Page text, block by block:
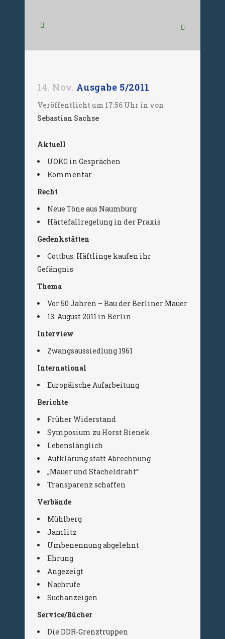
14. Nov. Ausgabe 5/2011
Veröffentlicht um 17:56 Uhr in von
Sebastian Sachse
Aktuell
UOKG in Gesprächen
Kommentar
Recht
Neue Töne aus Naumburg
Härtefallregelung in der Praxis
Gedenkstätten
Cottbus: Häftlinge kaufen ihr
Gefängnis
Thema
Vor 50 Jahren – Bau der Berliner Mauer
13. August 2011 in Berlin
Interview
Zwangsaussiedlung 1961
International
Europäische Aufarbeitung
Berichte
Früher Widerstand
Symposium zu Horst Bienek
Lebenslänglich
Aufklärung statt Abrechnung
„Mauer und Stacheldraht“
Transparenz schaffen
Verbände
Mühlberg
Jamlitz
Umbenennung abgelehnt
Ehrung
Angezeigt
Nachrufe
Suchanzeigen
Service/Bücher
Die DDR-Grenztruppen